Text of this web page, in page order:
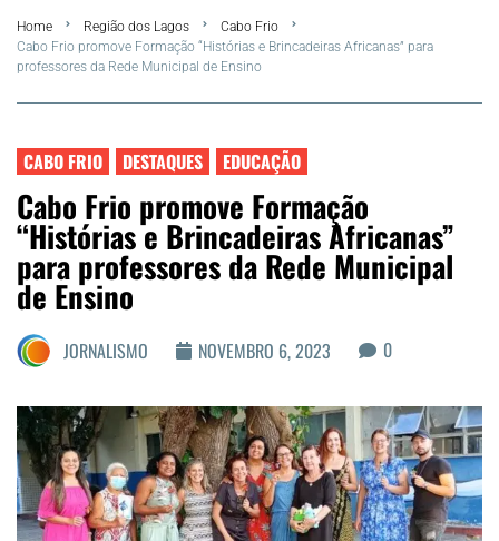
FLA Araru 2026
Araruama
Região dos Lagos
Agenda Cultural
Colunistas
Matérias Exclusivas
Home Região dos Lagos
Cabo Frio
Cabo Frio promove Formação “Histórias e Brincadeiras Africanas” para
professores da Rede Municipal de Ensino
CABO FRIO DESTAQUES EDUCAÇÃO
Cabo Frio promove Formação
“Histórias e Brincadeiras Africanas”
para professores da Rede Municipal
de Ensino
JORNALISMO NOVEMBRO 6, 2023 0